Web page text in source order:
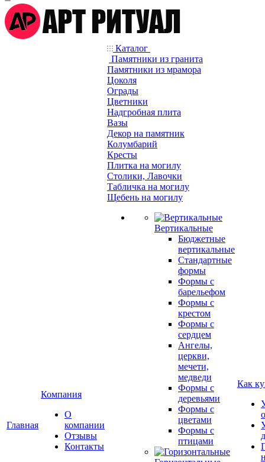
Главная
Компания
О
компании
Отзывы
Контакты
Каталог
Памятники из гранита
Памятники из мрамора
Цоколя
Ограды
Цветники
Надгробная плита
Вазы
Декор на памятник
Колумбарий
Кресты
Плитка на могилу
Столики, Лавочки
Табличка на могилу
Щебень на могилу
Вертикальные
Бюджетные
вертикальные
Стандартные
формы
Формы с
барельефом
Формы с
крестом
Формы с
сердцем
Ангелы,
церкви,
мечети,
медведи
Формы с
деревьями
Формы с
цветами
Формы с
птицами
Как